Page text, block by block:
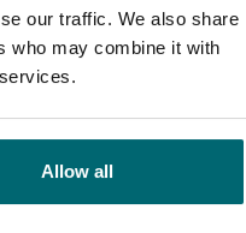
our traffic. We also share
who may combine it with
Allow all